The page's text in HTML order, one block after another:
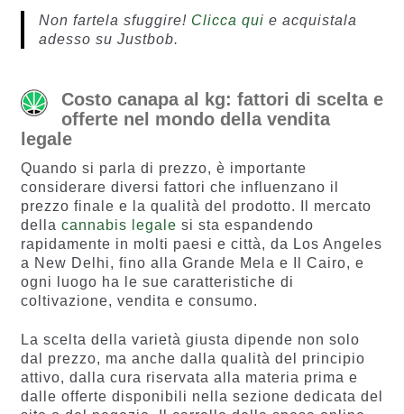
Non fartela sfuggire! Clicca qui e acquistala
adesso su Justbob.
Costo canapa al kg: fattori di scelta e
offerte nel mondo della vendita
legale
Quando si parla di prezzo, è importante
considerare diversi fattori che influenzano il
prezzo finale e la qualità del prodotto. Il mercato
della cannabis legale si sta espandendo
rapidamente in molti paesi e città, da Los Angeles
a New Delhi, fino alla Grande Mela e Il Cairo, e
ogni luogo ha le sue caratteristiche di
coltivazione, vendita e consumo.
La scelta della varietà giusta dipende non solo
dal prezzo, ma anche dalla qualità del principio
attivo, dalla cura riservata alla materia prima e
dalle offerte disponibili nella sezione dedicata del